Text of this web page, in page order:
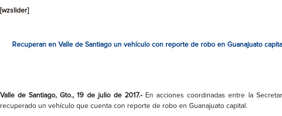
[wzslider]
Recuperan en Valle de Santiago un vehículo con reporte de robo en Guanajuato
Valle de Santiago, Gto., 19 de julio de 2017.-En acciones coordinadas entre la
recuperado un vehículo que cuenta con reporte de robo en Guanajuato capital.